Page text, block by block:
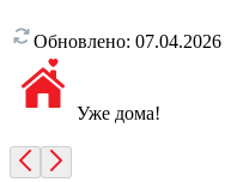
Обновлено: 07.04.2026
Уже дома!